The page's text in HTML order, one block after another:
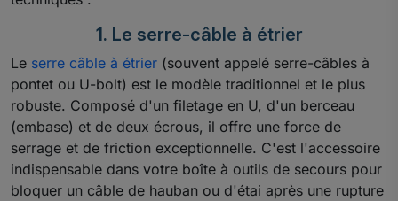
1. Le serre-câble à étrier
Le serre câble à étrier (souvent appelé serre-câbles à
pontet ou U-bolt) est le modèle traditionnel et le plus
robuste. Composé d'un filetage en U, d'un berceau
(embase) et de deux écrous, il offre une force de
serrage et de friction exceptionnelle. C'est l'accessoire
indispensable dans votre boîte à outils de secours pour
bloquer un câble de hauban ou d'étai après une rupture